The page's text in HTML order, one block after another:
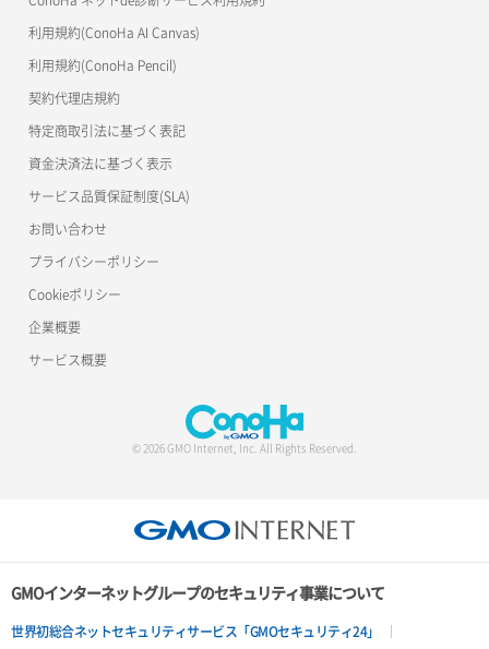
利用規約(ConoHa AI Canvas)
利用規約(ConoHa Pencil)
契約代理店規約
特定商取引法に基づく表記
資金決済法に基づく表示
サービス品質保証制度(SLA)
お問い合わせ
プライバシーポリシー
Cookieポリシー
企業概要
サービス概要
© 2026 GMO Internet, Inc. All Rights Reserved.
GMOインターネットグループのセキュリティ事業について
世界初総合ネットセキュリティサービス「GMOセキュリティ24」